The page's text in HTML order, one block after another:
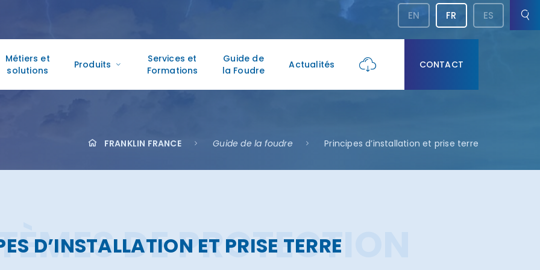
Métiers et
solutions
Produits
Services et
Formations
Guide de
la Foudre
Actualités CONTACT
EN FR ES
FRANKLIN FRANCE Guide de la foudre Principes d’installation et prise terre
DE PROTECTION
D’INSTALLATION ET PRISE TERRE